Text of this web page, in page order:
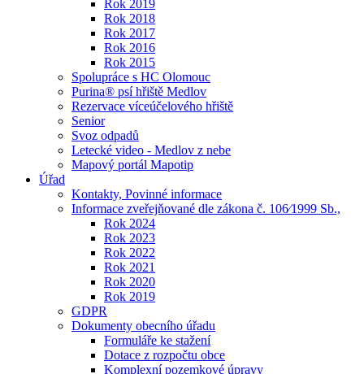
Rok 2019
Rok 2018
Rok 2017
Rok 2016
Rok 2015
Spolupráce s HC Olomouc
Purina® psí hřiště Medlov
Rezervace víceúčelového hřiště
Senior
Svoz odpadů
Letecké video - Medlov z nebe
Mapový portál Mapotip
Úřad
Kontakty, Povinné informace
Informace zveřejňované dle zákona č. 106⁄1999 Sb.,
Rok 2024
Rok 2023
Rok 2022
Rok 2021
Rok 2020
Rok 2019
GDPR
Dokumenty obecního úřadu
Formuláře ke stažení
Dotace z rozpočtu obce
Komplexní pozemkové úpravy